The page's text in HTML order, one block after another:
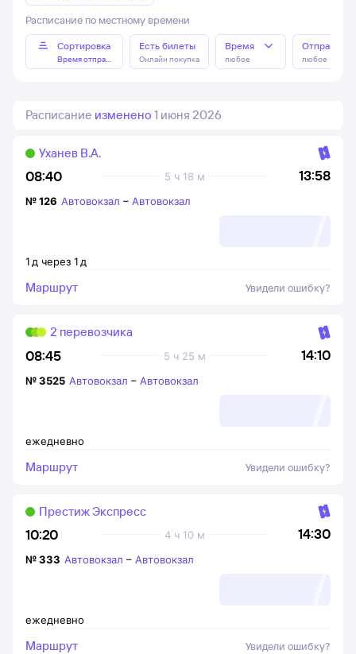
Расписание по местному времени
Сортировка
Время отправления
Есть билеты
Онлайн покупка
Время
любое любое
Расписание изменено 1 июня 2026
08:40 13:58
5 ч 18 м
Уханев В.А.
1 д через 1 д
№126 Автовокзал – Автовокзал
Маршрут Увидели ошибку?
08:45 14:10
5 ч 25 м
2 перевозчика
ежедневно
№3525 Автовокзал – Автовокзал
Маршрут Увидели ошибку?
10:20 14:30
4 ч 10 м
Престиж Экспресс
ежедневно
№333 Автовокзал – Автовокзал
Маршрут Увидели ошибку?